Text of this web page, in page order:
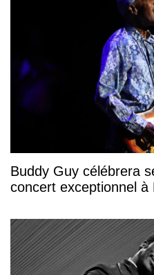
Buddy Guy célébrera
concert exceptionnel à